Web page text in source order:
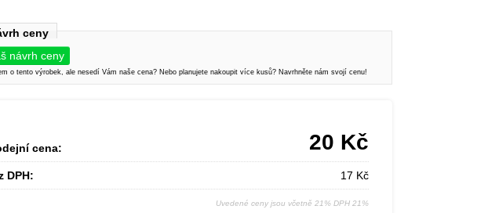
ceny
návrh ceny
o tento výrobek, ale nesedí Vám naše cena? Nebo planujete nakoupit více kusů? Navrhněte nám svojí cenu!
cena: 20 Kč
DPH: 17 Kč
Uvedené ceny jsou včetně 21% DPH 21%